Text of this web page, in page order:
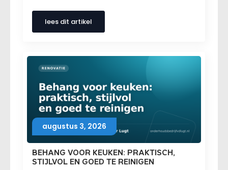
lees dit artikel
BEHANG VOOR KEUKEN: PRAKTISCH,
STIJLVOL EN GOED TE REINIGEN
augustus 3, 2026